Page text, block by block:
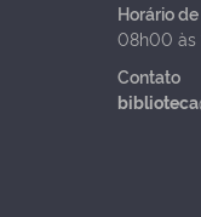
Horário
08h00 às
Contato